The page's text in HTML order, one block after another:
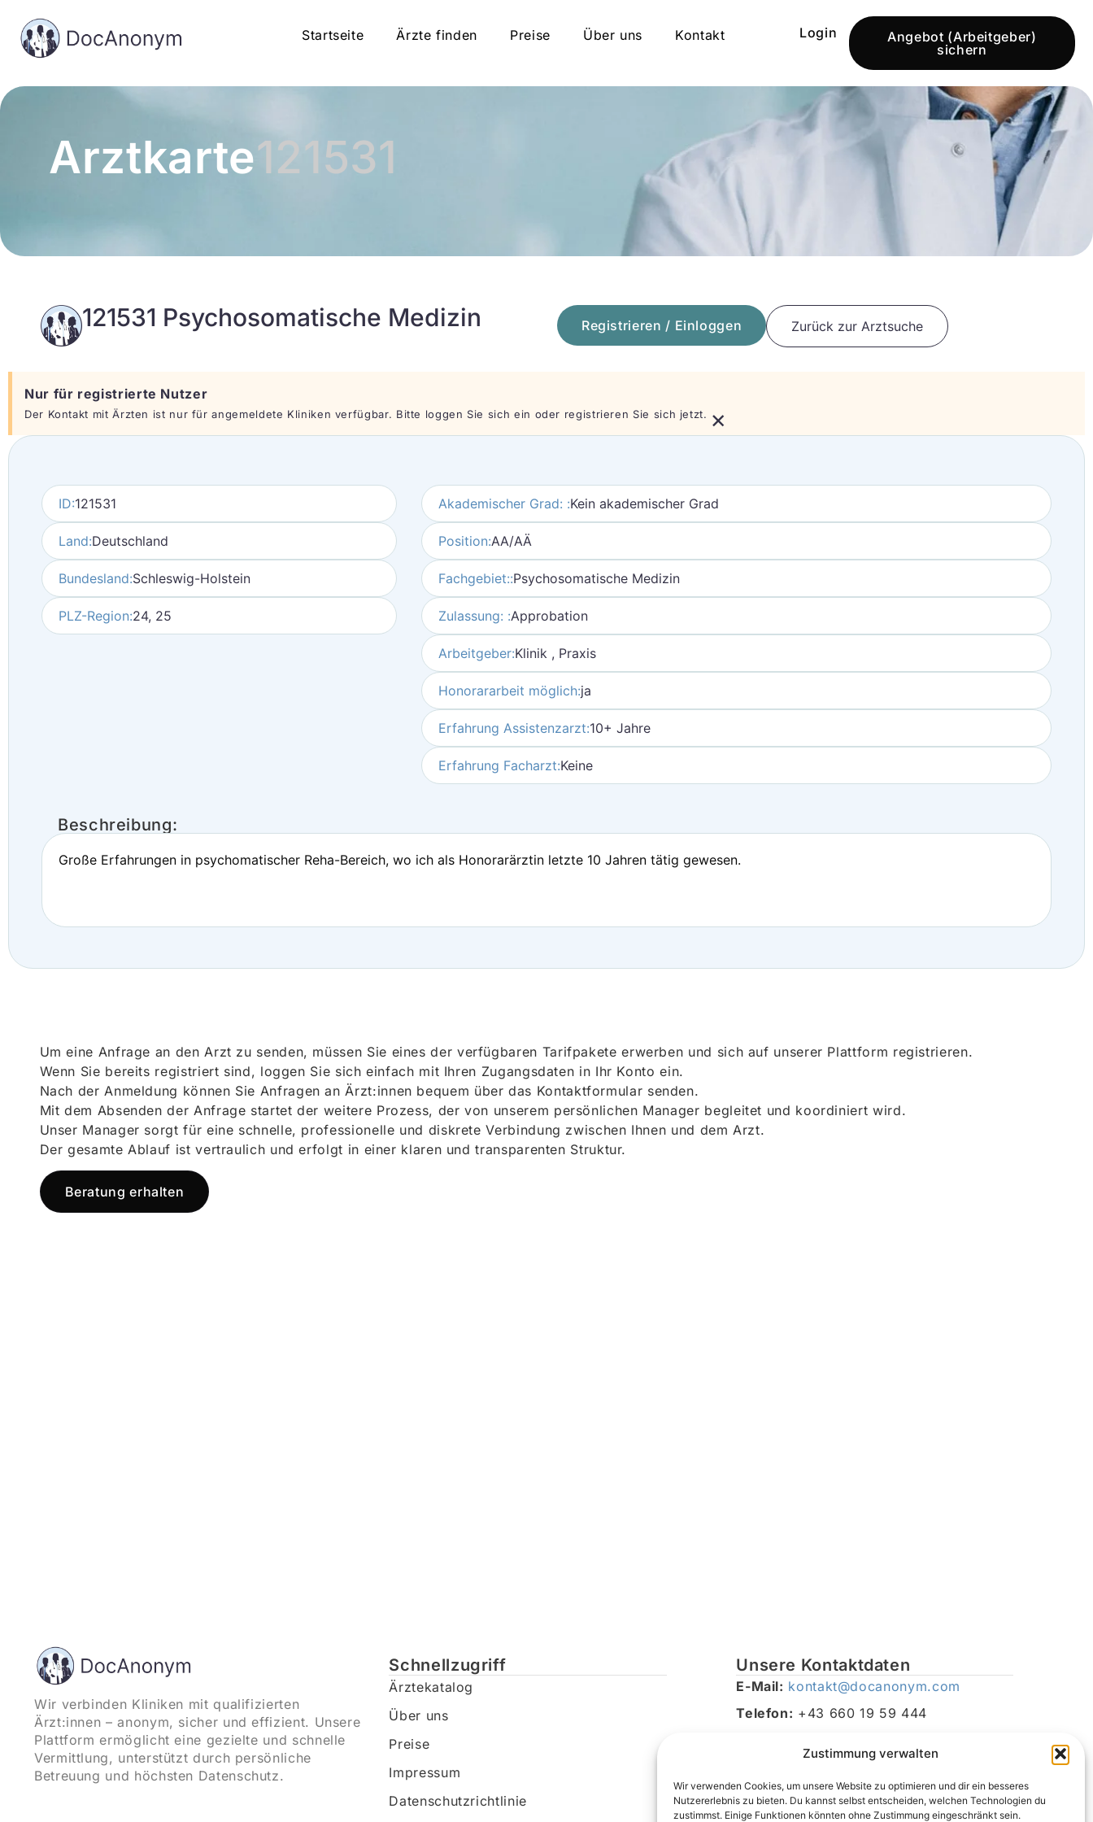
Zustimmung verwalten
Wir verwenden Cookies, um unsere Website zu optimieren und dir ein besseres
Nutzererlebnis zu bieten. Du kannst selbst entscheiden, welchen Technologien du
zustimmst. Einige Funktionen könnten ohne Zustimmung eingeschränkt sein.
Startseite Ärzte finden Preise Über uns Kontakt Login
Angebot (Arbeitgeber)
sichern
Arztkarte121531
121531 Psychosomatische Medizin Registrieren / Einloggen Zurück zur Arztsuche
Nur für registrierte Nutzer
Der Kontakt mit Ärzten ist nur für angemeldete Kliniken verfügbar. Bitte loggen Sie sich ein oder registrieren Sie sich jetzt. ×
ID:121531
Land:Deutschland
Bundesland:Schleswig-Holstein
PLZ-Region:24, 25
Akademischer Grad: :Kein akademischer Grad
Position:AA/AÄ
Fachgebiet::Psychosomatische Medizin
Zulassung: :Approbation
Arbeitgeber:Klinik , Praxis
Honorararbeit möglich:ja
Erfahrung Assistenzarzt:10+ Jahre
Erfahrung Facharzt:Keine
Beschreibung:
Große Erfahrungen in psychomatischer Reha-Bereich, wo ich als Honorarärztin letzte 10 Jahren tätig gewesen.
Um eine Anfrage an den Arzt zu senden, müssen Sie eines der verfügbaren Tarifpakete erwerben und sich auf unserer Plattform registrieren.
Wenn Sie bereits registriert sind, loggen Sie sich einfach mit Ihren Zugangsdaten in Ihr Konto ein.
Nach der Anmeldung können Sie Anfragen an Ärzt:innen bequem über das Kontaktformular senden.
Mit dem Absenden der Anfrage startet der weitere Prozess, der von unserem persönlichen Manager begleitet und koordiniert wird.
Unser Manager sorgt für eine schnelle, professionelle und diskrete Verbindung zwischen Ihnen und dem Arzt.
Der gesamte Ablauf ist vertraulich und erfolgt in einer klaren und transparenten Struktur.
Beratung erhalten
Wir verbinden Kliniken mit qualifizierten
Ärzt:innen – anonym, sicher und effizient. Unsere
Plattform ermöglicht eine gezielte und schnelle
Vermittlung, unterstützt durch persönliche
Betreuung und höchsten Datenschutz.
Schnellzugriff
Ärztekatalog
Über uns
Preise
Impressum
Datenschutzrichtlinie
Unsere Kontaktdaten
E-Mail: kontakt@docanonym.com
Telefon: +43 660 19 59 444
Traunsee, Österreich